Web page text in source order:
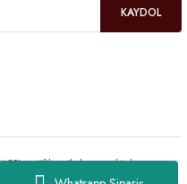
KAYDOL
sertifikası ile korunmaktadır.